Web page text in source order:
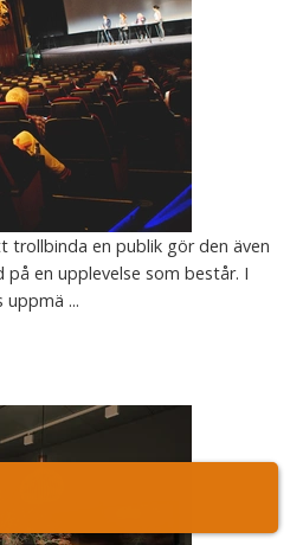
trollbinda en publik gör den även
en upplevelse som består. I
uppmä ...